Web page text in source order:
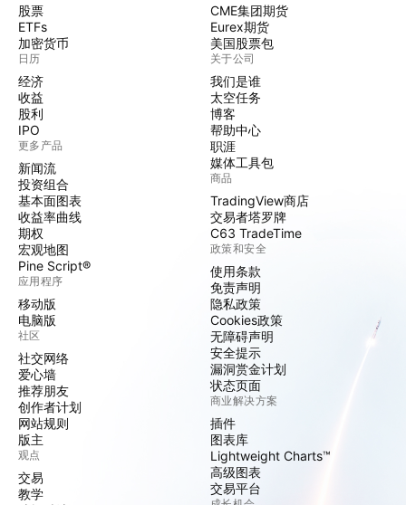
股票
ETFs
加密货币
日历
经济
收益
股利
IPO
更多产品
新闻流
投资组合
基本面图表
收益率曲线
期权
宏观地图
Pine Script®
应用程序
移动版
电脑版
社区
社交网络
爱心墙
推荐朋友
创作者计划
网站规则
版主
观点
交易
教学
CME集团期货
Eurex期货
美国股票包
关于公司
我们是谁
太空任务
博客
帮助中心
职涯
媒体工具包
商品
TradingView商店
交易者塔罗牌
C63 TradeTime
政策和安全
使用条款
免责声明
隐私政策
Cookies政策
无障碍声明
安全提示
漏洞赏金计划
状态页面
商业解决方案
插件
图表库
Lightweight Charts™
高级图表
交易平台